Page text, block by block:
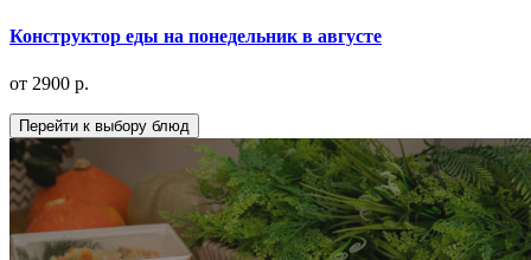
Конструктор еды на понедельник в августе
от 2900 р.
Перейти к выбору блюд